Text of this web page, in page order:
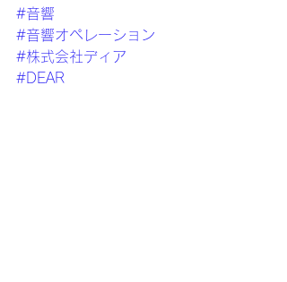
#音響
#音響オペレーション
#株式会社ディア
#DEAR